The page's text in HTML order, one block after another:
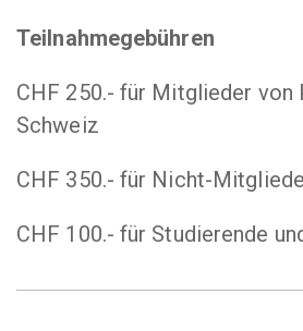
Teilnahmegebühren
CHF 250.- für Mitglieder von
Schweiz
CHF 350.- für Nicht-
CHF 100.- für Studierende